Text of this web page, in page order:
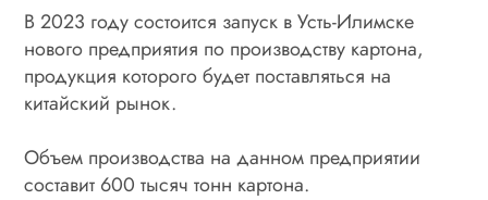
В 2023 году состоится запуск в Усть-Илимске
нового предприятия по производству картона,
продукция которого будет поставляться на
китайский рынок.
Объем производства на данном предприятии
составит 600 тысяч тонн картона.